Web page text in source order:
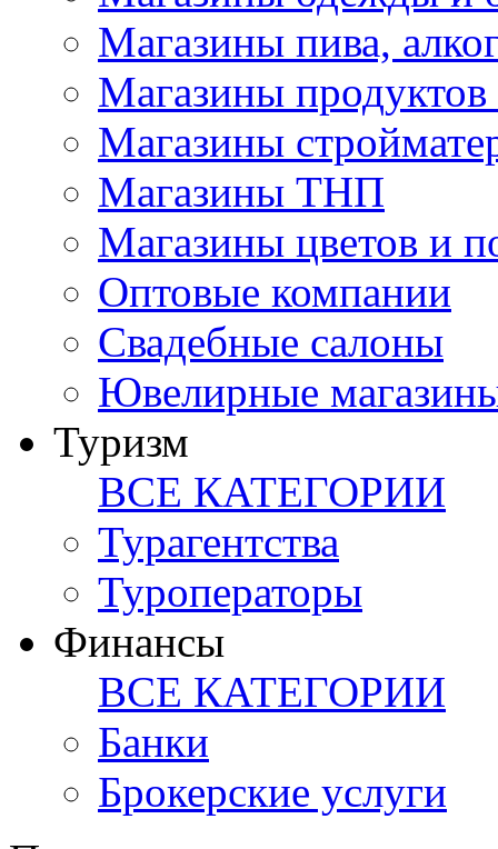
Магазины пива,
Магазины продуктов
Магазины
Магазины ТНП
Магазины цветов и
Оптовые компании
Свадебные салоны
Ювелирные
Туризм
ВСЕ КАТЕГОРИИ
Турагентства
Туроператоры
Финансы
ВСЕ КАТЕГОРИИ
Банки
Брокерские услуги